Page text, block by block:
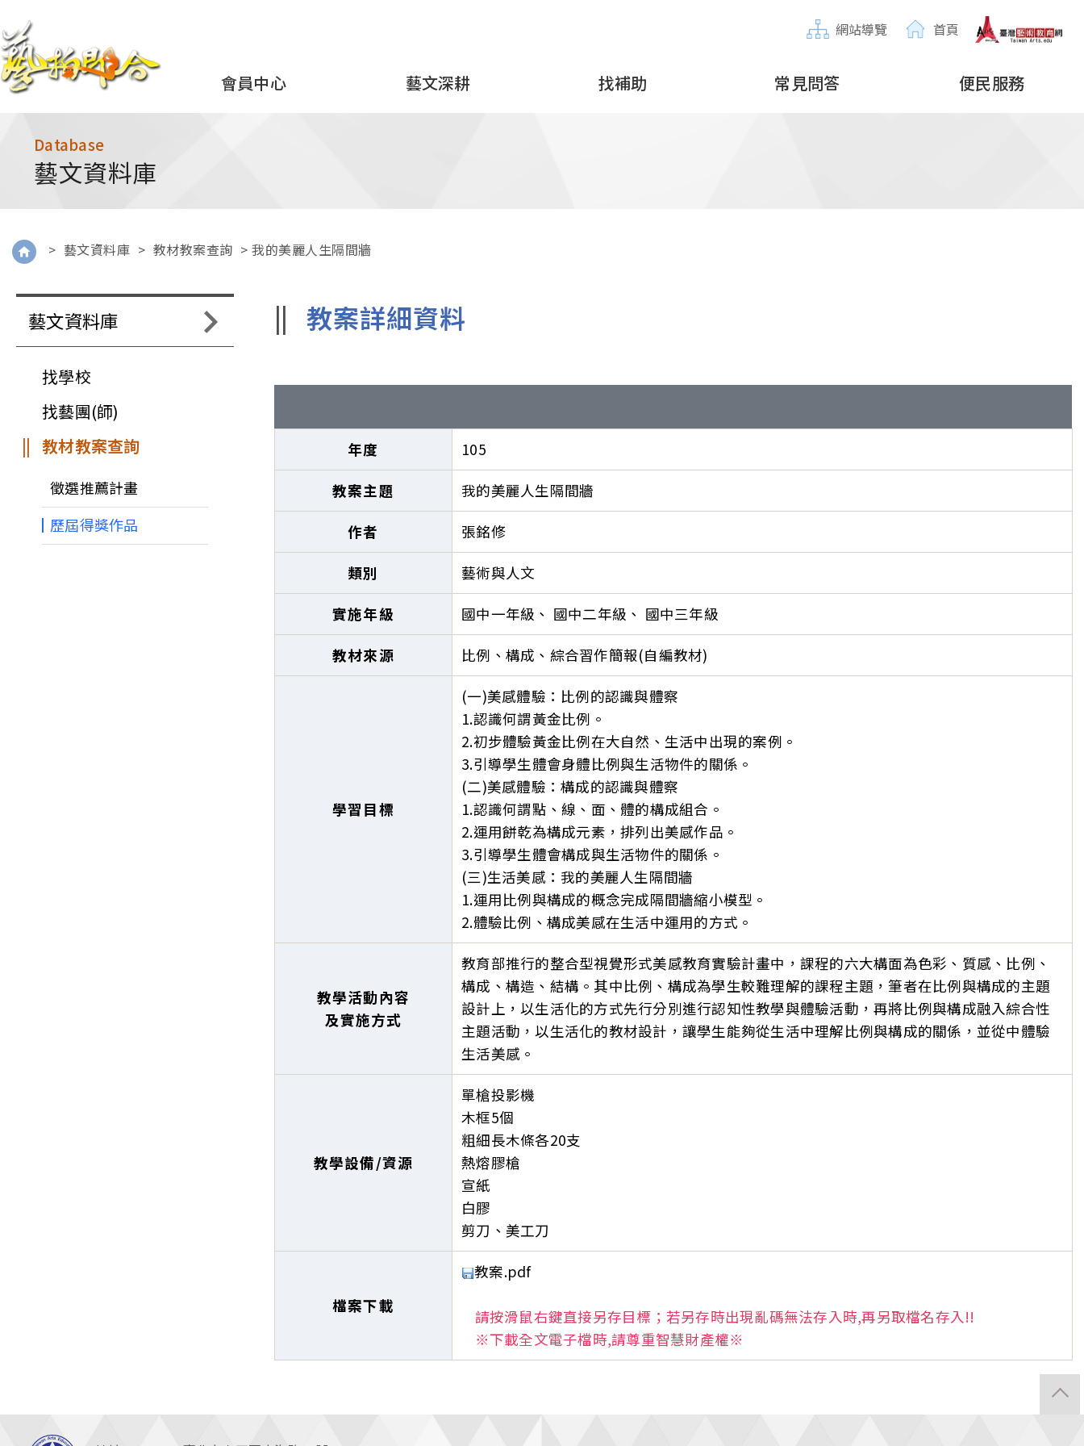
網站導覽 首頁
會員中心 藝文深耕 找補助 常見問答 便民服務
Database
藝文資料庫
> 藝文資料庫 > 教材教案查詢 > 我的美麗人生隔間牆
藝文資料庫
找學校
找藝團(師)
教材教案查詢
徵選推薦計畫
歷屆得獎作品
教案詳細資料
年度 105
教案主題 我的美麗人生隔間牆
作者 張銘修
類別 藝術與人文
實施年級 國中一年級、 國中二年級、 國中三年級
教材來源 比例、構成、綜合習作簡報(自編教材)
學習目標
(一)美感體驗：比例的認識與體察
1.認識何謂黃金比例。
2.初步體驗黃金比例在大自然、生活中出現的案例。
3.引導學生體會身體比例與生活物件的關係。
(二)美感體驗：構成的認識與體察
1.認識何謂點、線、面、體的構成組合。
2.運用餅乾為構成元素，排列出美感作品。
3.引導學生體會構成與生活物件的關係。
(三)生活美感：我的美麗人生隔間牆
1.運用比例與構成的概念完成隔間牆縮小模型。
2.體驗比例、構成美感在生活中運用的方式。
教學活動內容
及實施方式
教育部推行的整合型視覺形式美感教育實驗計畫中，課程的六大構面為色彩、質感、比例、
構成、構造、結構。其中比例、構成為學生較難理解的課程主題，筆者在比例與構成的主題
設計上，以生活化的方式先行分別進行認知性教學與體驗活動，再將比例與構成融入綜合性
主題活動，以生活化的教材設計，讓學生能夠從生活中理解比例與構成的關係，並從中體驗
生活美感。
教學設備/資源
單槍投影機
木框5個
粗細長木條各20支
熱熔膠槍
宣紙
白膠
剪刀、美工刀
檔案下載
教案.pdf
請按滑鼠右鍵直接另存目標；若另存時出現亂碼無法存入時,再另取檔名存入!!
※下載全文電子檔時,請尊重智慧財產權※